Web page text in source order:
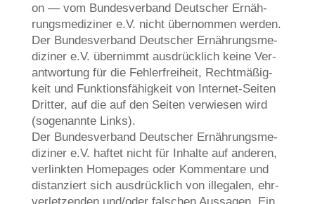
on — vom Bun­des­ver­band Deut­scher Ernäh­
rungs­me­di­zi­ner e.V. nicht über­nom­men wer­den.
Der Bun­des­ver­band Deut­scher Ernäh­rungs­me­
di­zi­ner e.V. über­nimmt aus­drück­lich kei­ne Ver­
ant­wor­tung für die Feh­ler­frei­heit, Recht­mä­ßig­
keit und Funk­ti­ons­fä­hig­keit von Inter­net-Sei­ten
Drit­ter, auf die auf den Sei­ten ver­wie­sen wird
(soge­nann­te Links).
Der Bun­des­ver­band Deut­scher Ernäh­rungs­me­
di­zi­ner e.V. haf­tet nicht für Inhal­te auf ande­ren,
ver­link­ten Home­pages oder Kom­men­ta­re und
distan­ziert sich aus­drück­lich von ille­ga­len, ehr­